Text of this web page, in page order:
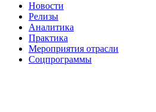
Новости
Релизы
Аналитика
Практика
Мероприятия отрасли
Соцпрограммы